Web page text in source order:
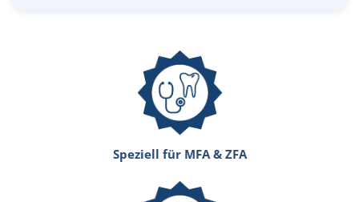
Speziell für MFA & ZFA